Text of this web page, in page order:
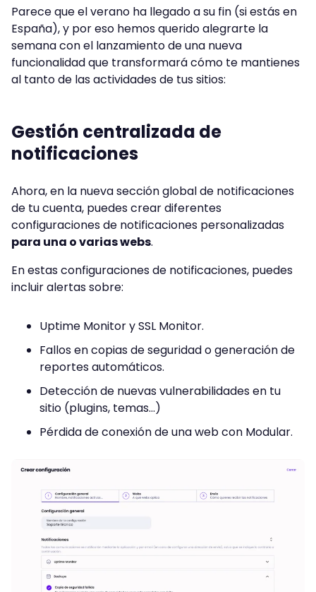
Parece que el verano ha llegado a su fin (si estás en
España), y por eso hemos querido alegrarte la
semana con el lanzamiento de una nueva
funcionalidad que transformará cómo te mantienes
al tanto de las actividades de tus sitios:
Gestión centralizada de
notificaciones
Ahora, en la nueva sección global de notificaciones
de tu cuenta, puedes crear diferentes
configuraciones de notificaciones personalizadas
para una o varias webs.
En estas configuraciones de notificaciones, puedes
incluir alertas sobre:
Uptime Monitor y SSL Monitor.
Fallos en copias de seguridad o generación de
reportes automáticos.
Detección de nuevas vulnerabilidades en tu
sitio (plugins, temas…)
Pérdida de conexión de una web con Modular.